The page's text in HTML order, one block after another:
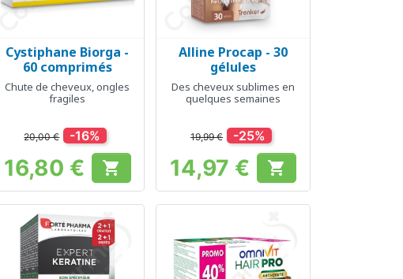
Aperçu rapide
Cystiphane Biorga -
60 comprimés
Chute de cheveux, ongles
fragiles
20,00 € -16%
Prix
16,80 € 
Aperçu rapide
Alline Procap - 30
gélules
Des cheveux sublimes en
quelques semaines
19,99 € -25%
Prix
14,97 € 